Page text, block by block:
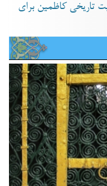
تاریخی کاظمین برای